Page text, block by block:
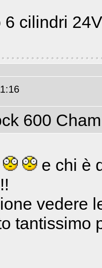
6 cilindri
600
e chi è
vedere
tantissimo